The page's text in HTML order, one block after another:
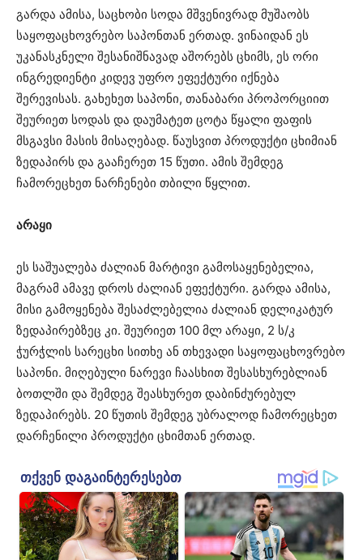
გარდა ამისა, საცხობი სოდა მშვენივრად მუშაობს
საყოფაცხოვრებო საპონთან ერთად. ვინაიდან ეს
უკანასკნელი შესანიშნავად აშორებს ცხიმს, ეს ორი
ინგრედიენტი კიდევ უფრო ეფექტური იქნება
შერევისას. გახეხეთ საპონი, თანაბარი პროპორციით
შეურიეთ სოდას და დაუმატეთ ცოტა წყალი ფაფის
მსგავსი მასის მისაღებად. წაუსვით პროდუქტი ცხიმიან
ზედაპირს და გააჩერეთ 15 წუთი. ამის შემდეგ
ჩამორეცხეთ ნარჩენები თბილი წყლით.
არაყი
ეს საშუალება ძალიან მარტივი გამოსაყენებელია,
მაგრამ ამავე დროს ძალიან ეფექტური. გარდა ამისა,
მისი გამოყენება შესაძლებელია ძალიან დელიკატურ
ზედაპირებზეც კი. შეურიეთ 100 მლ არაყი, 2 ს/კ
ჭურჭლის სარეცხი სითხე ან თხევადი საყოფაცხოვრებო
საპონი. მიღებული ნარევი ჩაასხით შესასხურებლიან
ბოთლში და შემდეგ შეასხურეთ დაბინძურებულ
ზედაპირებს. 20 წუთის შემდეგ უბრალოდ ჩამორეცხეთ
დარჩენილი პროდუქტი ცხიმთან ერთად.